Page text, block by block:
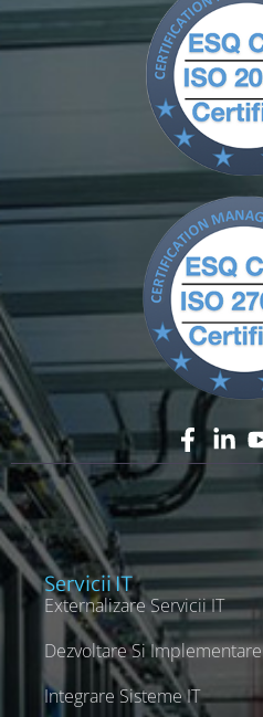
Servicii IT
Externalizare Servicii IT
Dezvoltare Si Implementare
Integrare Sisteme IT